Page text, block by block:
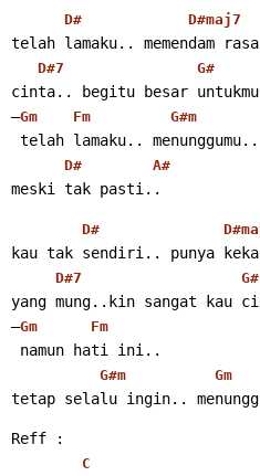
D# D#maj7
telah lamaku.. memendam
D#7 G#
cinta.. begitu besar
–Gm Fm G#m
telah lamaku.. menunggumu..
D# A#
meski tak pasti..
D#
kau tak sendiri.. punya
D#7 G#
yang mung..kin sangat kau
–Gm Fm
namun hati ini..
G#m Gm
tetap selalu ingin..
Reff :
C